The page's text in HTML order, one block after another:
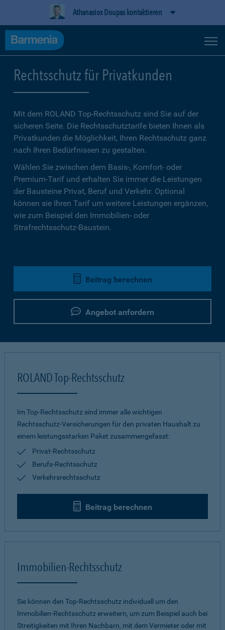
Athanasios Doupas kontaktieren
Rechtsschutz für Privatkunden
Mit dem ROLAND Top-Rechtsschutz sind Sie auf der
sicheren Seite. Die Rechtsschutztarife bieten Ihnen als
Privatkunden die Möglichkeit, Ihren Rechtsschutz ganz
nach Ihren Bedürfnissen zu gestalten.
Wählen Sie zwischen dem Basis-, Komfort- oder
Premium-Tarif und erhalten Sie immer die Leistungen
der Bausteine Privat, Beruf und Verkehr. Optional
können sie Ihren Tarif um weitere Leistungen ergänzen,
wie zum Beispiel den Immobilien- oder
Strafrechtsschutz-Baustein.
Beitrag berechnen
Angebot anfordern
ROLAND Top-Rechtsschutz
Im Top-Rechtsschutz sind immer alle wichtigen
Rechtsschutz-Versicherungen für den privaten Haushalt zu
einem leistungsstarken Paket zusammengefasst:
Privat-Rechtsschutz
Berufs-Rechtsschutz
Verkehrsrechtsschutz
Beitrag berechnen
Immobilien-Rechtsschutz
Sie können den Top-Rechtsschutz individuell um den
Immobilien-Rechtsschutz erweitern, um zum Beispiel auch bei
Streitigkeiten mit Ihren Nachbarn, mit dem Vermieter oder mit